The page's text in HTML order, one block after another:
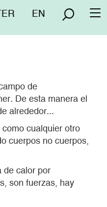
EN
de
De esta manera el
alrededor...
cualquier otro
cuerpos no cuerpos,
de calor por
son fuerzas, hay